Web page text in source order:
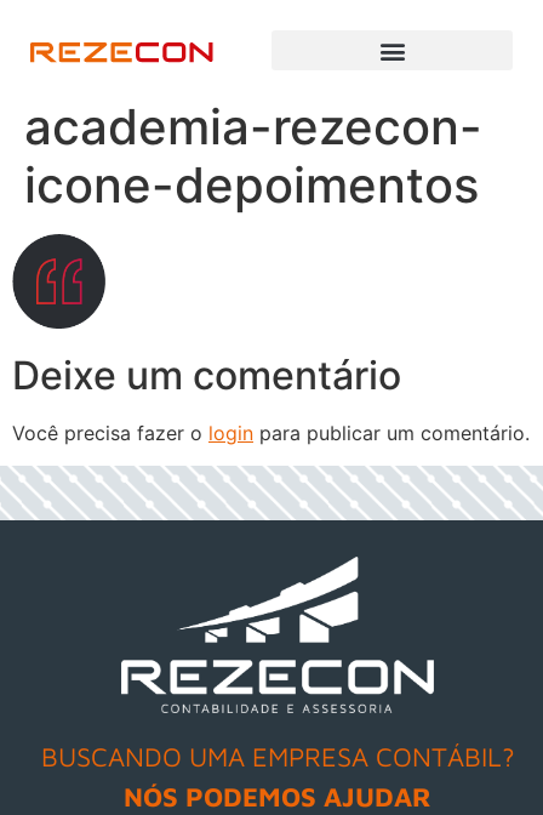
academia-rezecon-
icone-depoimentos
Deixe um comentário
Você precisa fazer o login para publicar um comentário.
h
BUSCANDO UMA EMPRESA CONTÁBIL?
NÓS PODEMOS AJUDAR